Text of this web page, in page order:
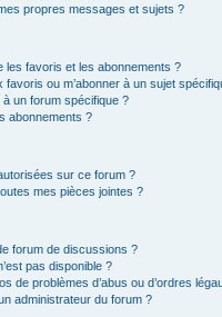
propres messages et sujets ?
les favoris et les abonnements ?
ou m’abonner à un sujet
à un forum spécifique ?
abonnements ?
sur ce forum ?
mes pièces jointes ?
forum de discussions ?
pas disponible ?
de problèmes d’abus ou d’ordres
administrateur du forum ?